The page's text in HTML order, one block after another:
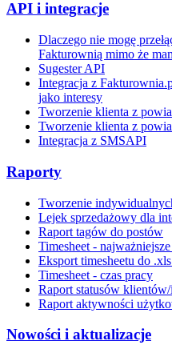
API i integracje
Dlaczego nie mogę
Fakturownią mimo że
Sugester API
Integracja z
jako interesy
Tworzenie klienta z
Tworzenie klienta z
Integracja z SMSAPI
Raporty
Tworzenie
Lejek sprzedażowy dla
Raport tagów do postów
Timesheet -
Eksport timesheetu do
Timesheet - czas pracy
Raport statusów
Raport aktywności
Nowości i aktualizacje